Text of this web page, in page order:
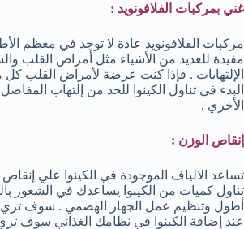
غني بمركبات الفلافونويد :
مركبات الفلافونويد عادة لا توجد في معظم
مفيدة للعديد من الأشياء مثل أمراض القلب
الإلتهابات . فإذا كنت عرضة لأمراض القلب كل
البدء في تناول الكينوا للحد من إلتهاب المفاصل
الأخري .
إنقاص الوزن :
تساعد الالياف الموجودة في الكينوا علي
تناول كميات من الكينوا يساعدك في الشعور
أطول وتنظيم عمل الجهاز الهضمي . سوف تري
عند إضافة الكينوا في نظامك الغذائي سوف تري